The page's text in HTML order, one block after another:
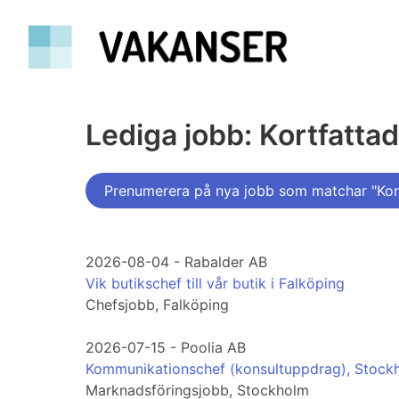
Lediga jobb:
Prenumerera på nya jobb som matchar
2026-08-04 - Rabalder AB
Vik butikschef till vår butik i Falköping
Chefsjobb, Falköping
2026-07-15 - Poolia AB
Kommunikationschef (konsultuppdrag),
Marknadsföringsjobb, Stockholm